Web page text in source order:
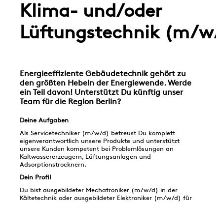
Klima- und/oder
Lüftungstechnik (m/
Energieeffiziente Gebäudetechnik gehört zu
den größten Hebeln der Energiewende. Werde
ein Teil davon! Unterstützt Du künftig unser
Team für die Region Berlin?
Deine Aufgaben
Als Servicetechniker (m/w/d) betreust Du komplett
eigenverantwortlich unsere Produkte und unterstützt
unsere Kunden kompetent bei Problemlösungen an
Kaltwassererzeugern, Lüftungsanlagen und
Adsorptionstrocknern.
Dein Profil
Du bist ausgebildeter Mechatroniker (m/w/d) in der
Kältetechnik oder ausgebildeter Elektroniker (m/w/d) für